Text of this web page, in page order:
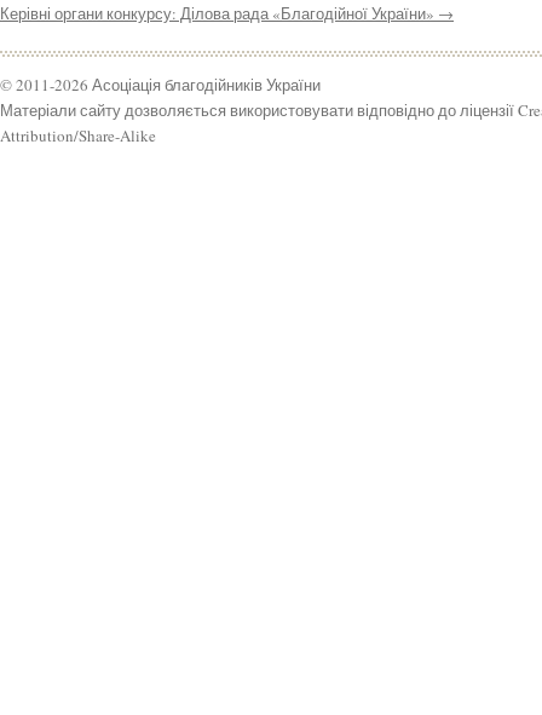
Керівні органи конкурсу: Ділова рада «Благодійної України» →
© 2011-2026 Асоціація благодійників України
Матеріали сайту дозволяється використовувати відповідно до ліцензії
Attribution/Share-Alike